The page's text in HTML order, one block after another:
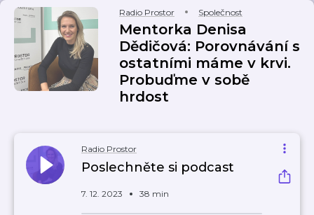
Radio Prostor Společnost
Mentorka Denisa
Dědičová: Porovnávání s
ostatními máme v krvi.
Probuďme v sobě
hrdost
Radio Prostor
Poslechněte si podcast
7. 12. 2023 38 min